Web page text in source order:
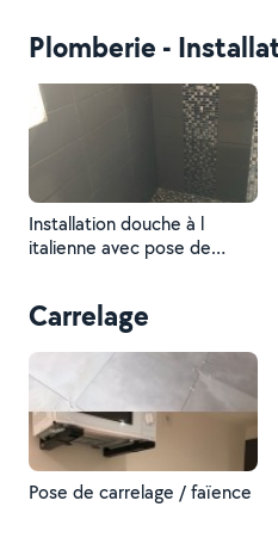
Plomberie -
Installation douche à l
italienne avec pose de
Carrelage
Pose de carrelage / faïence